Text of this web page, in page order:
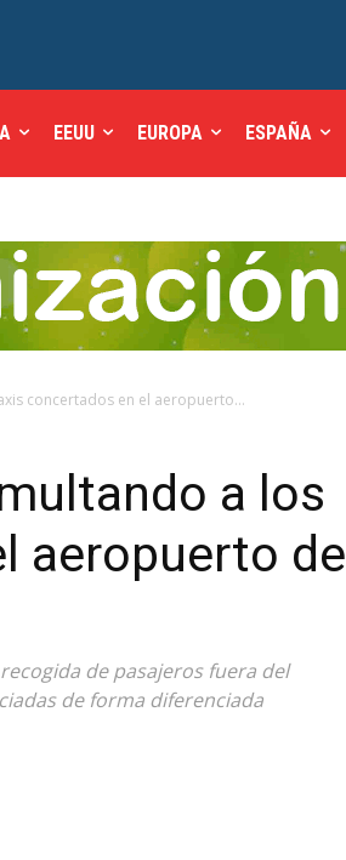
EEUU EUROPA ESPAÑA
concertados en el aeropuerto...
a los
aeropuerto de
de pasajeros fuera del
de forma diferenciada